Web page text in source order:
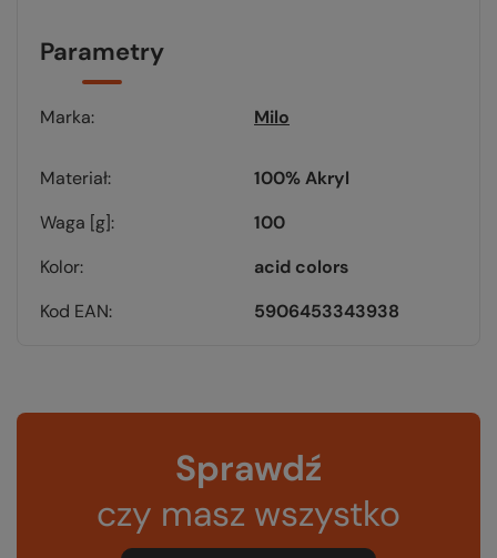
Parametry
Marka Milo
Materiał
100% Akryl
Waga [g]
100
Kolor
acid colors
Kod EAN
5906453343938
Sprawdź
czy masz wszystko